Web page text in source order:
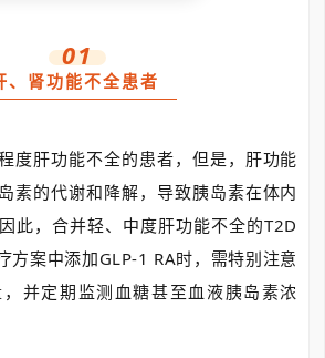
01
、肾功能不全患者
度肝功能不全的患者，但是，肝功能
素的代谢和降解，导致胰岛素在体内
此，合并轻、中度肝功能不全的T2D
方案中添加GLP-1 RA时，需特别注意
并定期监测血糖甚至血液胰岛素浓